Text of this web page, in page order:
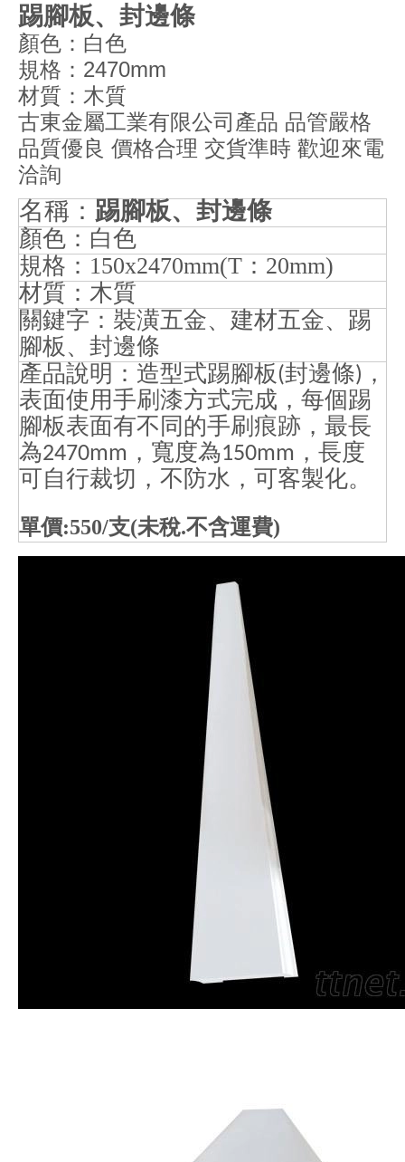
踢腳板、封邊條
顏色：白色
規格：2470mm
材質：木質
古東金屬工業有限公司產品 品管嚴格
品質優良 價格合理 交貨準時 歡迎來電
洽詢
名稱： 踢腳板、封邊條
顏色：白色
規格： 150x2470mm(T ： 20mm)
材質：木質
關鍵字：裝潢五金、建材五金、踢
腳板、封邊條
產品說明：造型式踢腳板(封邊條) ，
表面使用手刷漆方式完成，每個踢
腳板表面有不同的手刷痕跡，最長
為2470mm ，寬度為150mm ，長度
可自行裁切，不防水，可客製化。
單價:550/支(未稅.不含運費)